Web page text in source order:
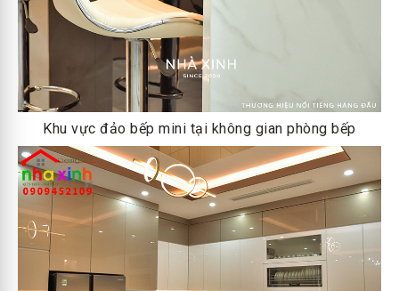
Khu vực đảo bếp mini tại không gian phòng bếp